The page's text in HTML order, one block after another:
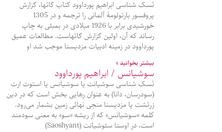
نَسک شناسی ابراهیم پورداوود کتاب گاتها، گزارش
پروفسور بارتولومۀ آلمانی را ترجمه و در 1305
خورشیدی برابر با 1926 میلادی در بمبئی به چاپ
رساند که آن، اولین گزارش گاتهاست. مطالعات عمیق
پورداوود در زمینه ادبیات مزدیسنا موجب شد او
بیشتر بخوانید »
سوشیانس / ابراهیم پورداوود
نَسک شناسی سوشیانت یا سوشیانس یا استوت ارت
(سودرسان، دانا) به عنوان رهایی بخش است که در دین
زرتشت یا مزدیسنا منجی نهائی زمین بشمار می‌رود.
کلمه «سوشیانس» که از ریشه «سو» به معنی سودمند
است، در اوستا سئوشیانت (Saoshyant)